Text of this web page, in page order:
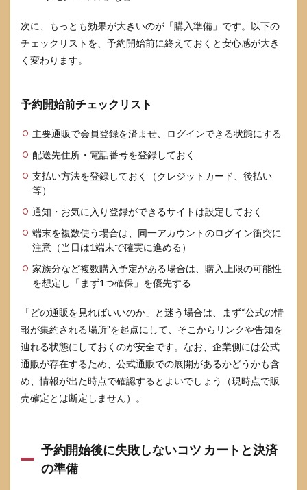
次に、もっとも効果が大きいのが「購入準備」です。以下の
チェックリストを、予約開始前に終えておくと安心感が大き
く変わります。
予約開始前チェックリスト
主要通販で会員登録を済ませ、ログインできる状態にする
配送先住所・電話番号を登録しておく
支払い方法を登録しておく（クレジットカード、後払い
等）
通知・お気に入り登録ができるサイトは設定しておく
端末を複数使う場合は、同一アカウントのログイン衝突に
注意（当日は1端末で確実に進める）
家族分など複数購入予定がある場合は、購入上限の可能性
を想定し「まず1つ確保」を優先する
「どの通販を見ればいいのか」と迷う場合は、まず“公式の情
報が集約される場所”を起点にして、そこからリンクや告知を
辿れる状態にしておくのが安全です。なお、企業側には公式
通販が存在するため、公式通販での展開があるかどうかも含
め、情報が出た時点で確認するとよいでしょう（現時点で販
売確定とは断定しません）。
予約開始後に失敗しないコツ カートと決済
の準備